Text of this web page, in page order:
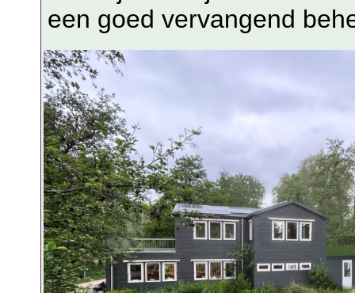
een goed vervangend